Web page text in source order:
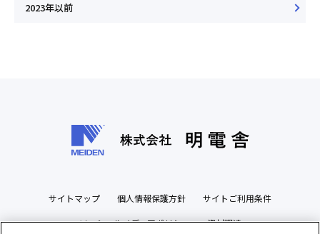
2023年以前
サイトマップ 個人情報保護方針 サイトご利用条件
ソーシャルメディアポリシー 資材調達